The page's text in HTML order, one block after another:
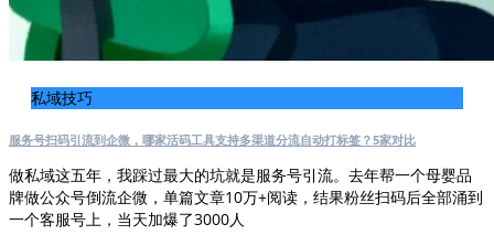
私域技巧
服务号扫码引流到企微，哪家活码工具支持多渠道分流自动打标签？5家对比
做私域这五年，我踩过最大的坑就是服务号引流。去年帮一个母婴品
牌做公众号倒流企微，单篇文章10万+阅读，结果粉丝扫码后全部涌到
一个客服号上，当天加爆了3000人